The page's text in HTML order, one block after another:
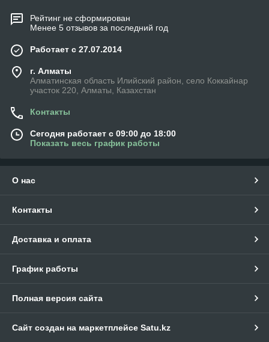
Рейтинг не сформирован
Менее 5 отзывов за последний год
Работает с 27.07.2014
г. Алматы
Алматинская область Илийский район, село Коккайнар
участок 220, Алматы, Казахстан
Контакты
Сегодня работает с 09:00 до 18:00
Показать весь график работы
О нас
Контакты
Доставка и оплата
График работы
Полная версия сайта
Сайт создан на маркетплейсе Satu.kz